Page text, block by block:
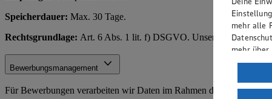
Speicherdauer: Max. 30 Tage.
Rechtsgrundlage: Art. 6 Abs. 1 lit. f) DSGVO. Unsere berechtigten
Bewerbungsmanagement
Für Bewerbungen verarbeiten wir Daten im Rahmen des
mehr alle
mehr
Wenn